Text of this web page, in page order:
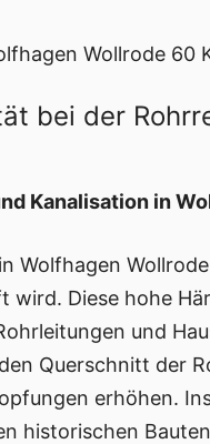
Wollrode 60
bei der
Kanalisation in
Wolfhagen
wird. Diese hohe
und
Querschnitt der
erhöhen.
historischen